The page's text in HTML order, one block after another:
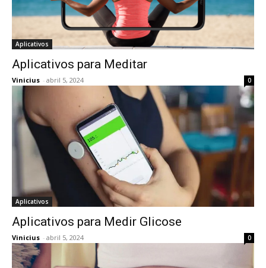
Aplicativos
Aplicativos para Meditar
Vinicius - abril 5, 2024 0
Aplicativos
Aplicativos para Medir Glicose
Vinicius - abril 5, 2024 0